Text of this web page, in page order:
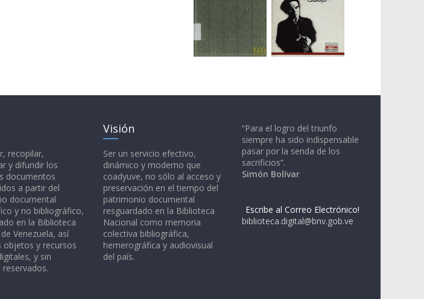
recopilar,
y difundir los
documentos
a partir del
documental
y no bibliográfico,
en la Biblioteca
Venezuela, así
objetos y recursos
y sin
reservados.
Visión
Ser un servicio efectivo,
dinámico y moderno que
coadyuve, no sólo al acceso y
preservación en el tiempo del
patrimonio documental
resguardado en la Biblioteca
Nacional como memoria
colectiva bibliográfica,
hemerográfica y audiovisual
del país.
“Para el logro del triunfo
siempre ha sido indispensable
pasar por la senda de los
sacrificios”.
Simón Bolívar
Escribe al Correo Electrónico!
biblioteca.digital@bnv.gob.ve